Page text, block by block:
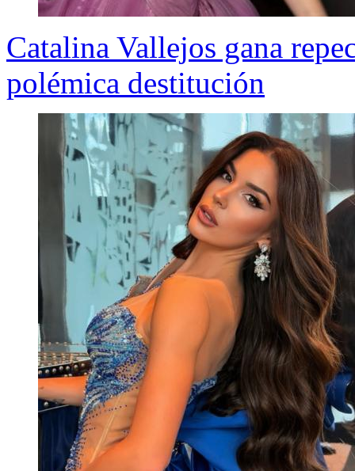
Catalina Vallejos gana
polémica destitución